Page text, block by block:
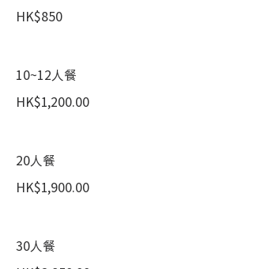
HK$850
10~12人餐
HK$1,200.00
20人餐
HK$1,900.00
30人餐